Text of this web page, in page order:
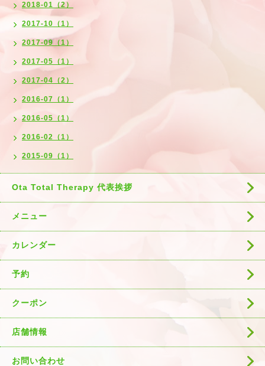
2018-01（2）
2017-10（1）
2017-09（1）
2017-05（1）
2017-04（2）
2016-07（1）
2016-05（1）
2016-02（1）
2015-09（1）
Ota Total Therapy 代表挨拶
メニュー
カレンダー
予約
クーポン
店舗情報
お問い合わせ